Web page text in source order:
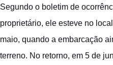
Segundo o boletim de
proprietário, ele esteve no
maio, quando a embarcação
terreno. No retorno, em 5 de